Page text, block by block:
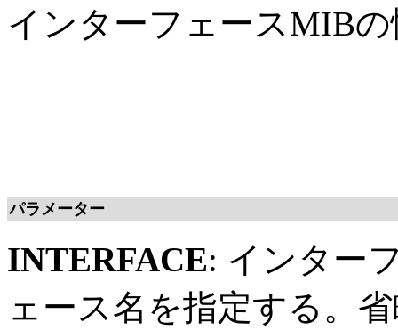
インターフェースMIB
パラメーター
INTERFACE: インター
ェース名を指定する。